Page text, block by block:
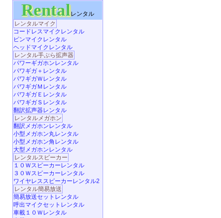
Rentalレンタル
レンタルマイク
コードレスマイクレンタル
ピンマイクレンタル
ヘッドマイクレンタル
レンタル手ぶら拡声器
パワーギガホンレンタル
パワギガ＋レンタル
パワギガＷレンタル
パワギガＭレンタル
パワギガＥレンタル
パワギガＳレンタル
翻訳拡声器レンタル
レンタルメガホン
翻訳メガホンレンタル
小型メガホン丸レンタル
小型メガホン角レンタル
大型メガホンレンタル
レンタルスピーカー
１０Ｗスピーカーレンタル
３０Ｗスピーカーレンタル
ワイヤレススピーカーレンタル2
レンタル簡易放送
簡易放送セットレンタル
呼出マイクセットレンタル
車載１０Ｗレンタル